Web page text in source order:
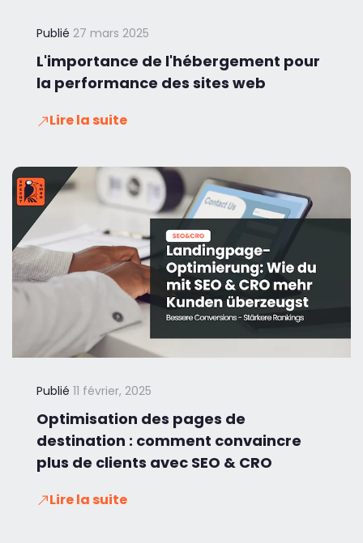
Publié 27 mars 2025
L'importance de l'hébergement pour
la performance des sites web
Lire la suite
Publié 11 février, 2025
Optimisation des pages de
destination : comment convaincre
plus de clients avec SEO & CRO
Lire la suite